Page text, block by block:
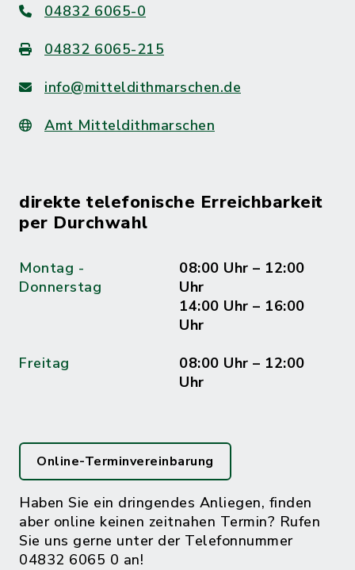
04832 6065-0
04832 6065-215
info@mitteldithmarschen.de
Amt Mitteldithmarschen
direkte telefonische Erreichbarkeit
per Durchwahl
Montag -
Donnerstag
08:00 Uhr – 12:00
Uhr
14:00 Uhr – 16:00
Uhr
Freitag
08:00 Uhr – 12:00
Uhr
Online-Terminvereinbarung
Haben Sie ein dringendes Anliegen, finden
aber online keinen zeitnahen Termin? Rufen
Sie uns gerne unter der Telefonnummer
04832 6065 0 an!